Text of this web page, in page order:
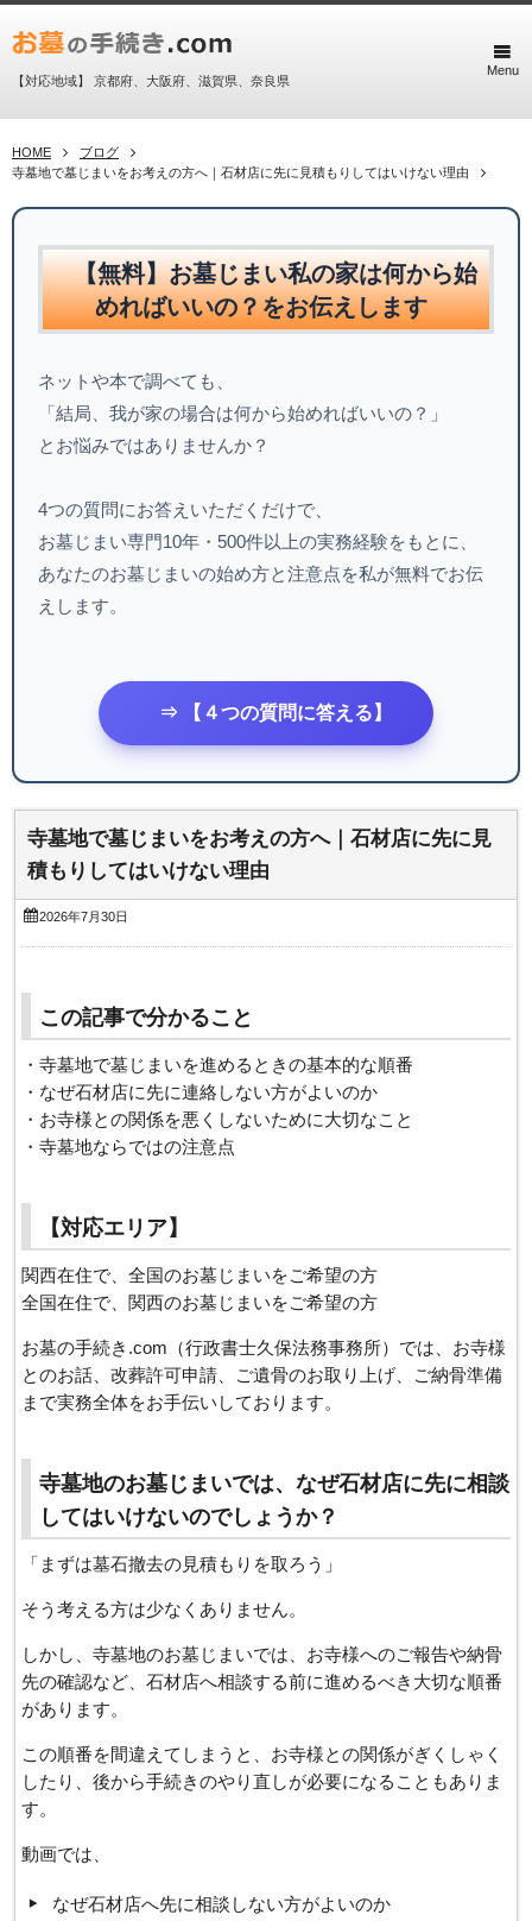
【対応地域】 京都府、大阪府、滋賀県、奈良県
Menu
HOME
ブログ
寺墓地で墓じまいをお考えの方へ｜石材店に先に見積もりしてはいけない理由
【無料】お墓じまい私の家は何から始
めればいいの？をお伝えします
ネットや本で調べても、
「結局、我が家の場合は何から始めればいいの？」
とお悩みではありませんか？
4つの質問にお答えいただくだけで、
お墓じまい専門10年・500件以上の実務経験をもとに、
あなたのお墓じまいの始め方と注意点を私が無料でお伝
えします。
⇒ 【４つの質問に答える】
寺墓地で墓じまいをお考えの方へ｜石材店に先に見
積もりしてはいけない理由
2026年7月30日
この記事で分かること
・寺墓地で墓じまいを進めるときの基本的な順番
・なぜ石材店に先に連絡しない方がよいのか
・お寺様との関係を悪くしないために大切なこと
・寺墓地ならではの注意点
【対応エリア】
関西在住で、全国のお墓じまいをご希望の方
全国在住で、関西のお墓じまいをご希望の方
お墓の手続き.com（行政書士久保法務事務所）では、お寺様
とのお話、改葬許可申請、ご遺骨のお取り上げ、ご納骨準備
まで実務全体をお手伝いしております。
寺墓地のお墓じまいでは、なぜ石材店に先に相談
してはいけないのでしょうか？
「まずは墓石撤去の見積もりを取ろう」
そう考える方は少なくありません。
しかし、寺墓地のお墓じまいでは、お寺様へのご報告や納骨
先の確認など、石材店へ相談する前に進めるべき大切な順番
があります。
この順番を間違えてしまうと、お寺様との関係がぎくしゃく
したり、後から手続きのやり直しが必要になることもありま
す。
動画では、
なぜ石材店へ先に相談しない方がよいのか